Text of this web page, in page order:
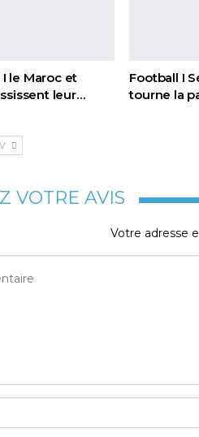
I le Maroc et
leur…
Football I
tourne la
VOTRE AVIS
Votre adresse